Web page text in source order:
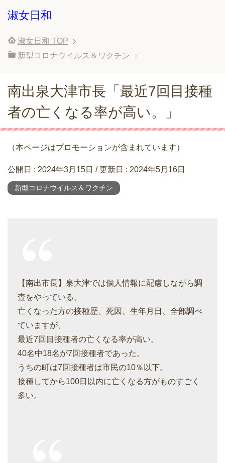
淑女日和
淑女日和 TOP
新型コロナウイルス＆ワクチン
南出泉大津市長「最近7回目接種
者の亡くなる率が高い。」
（本ページはプロモーションが含まれています）
公開日 : 2024年3月15日 / 更新日 : 2024年5月16日
新型コロナウイルス＆ワクチン
【南出市長】泉大津では個人情報に配慮しながら調
査をやっている。
亡くなった方の接種歴、死因、生年月日、全部調べ
ていますが、
最近7回目接種者の亡くなる率が高い。
40名中18名が7回接種者であった。
うちの町は7回接種者は市民の10％以下。
接種してから100日以内に亡くなる方がものすごく
多い。